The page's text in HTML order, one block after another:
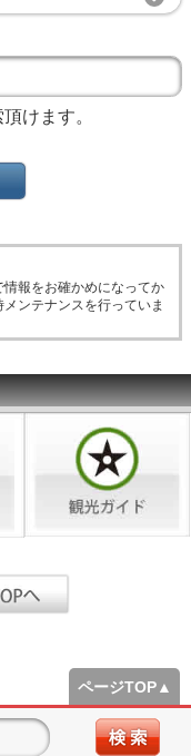
けます。
報をお確かめになってか
ンテナンスを行っていま
ページTOP▲